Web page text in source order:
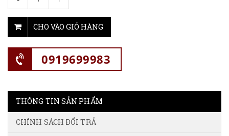
CHO VÀO GIỎ HÀNG
0919699983
THÔNG TIN SẢN PHẨM
CHÍNH SÁCH ĐỔI TRẢ